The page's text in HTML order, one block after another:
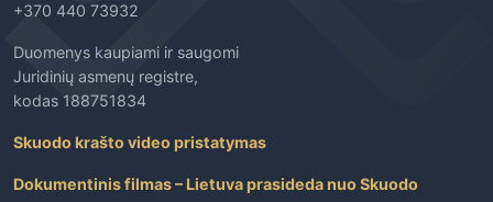
+370 440 73932
Duomenys kaupiami ir saugomi
Juridinių asmenų registre,
kodas 188751834
Skuodo krašto video pristatymas
Dokumentinis filmas – Lietuva prasideda nuo Skuodo